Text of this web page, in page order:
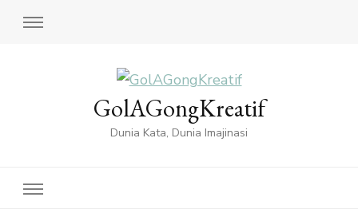
GolAGongKreatif
Dunia Kata, Dunia Imajinasi